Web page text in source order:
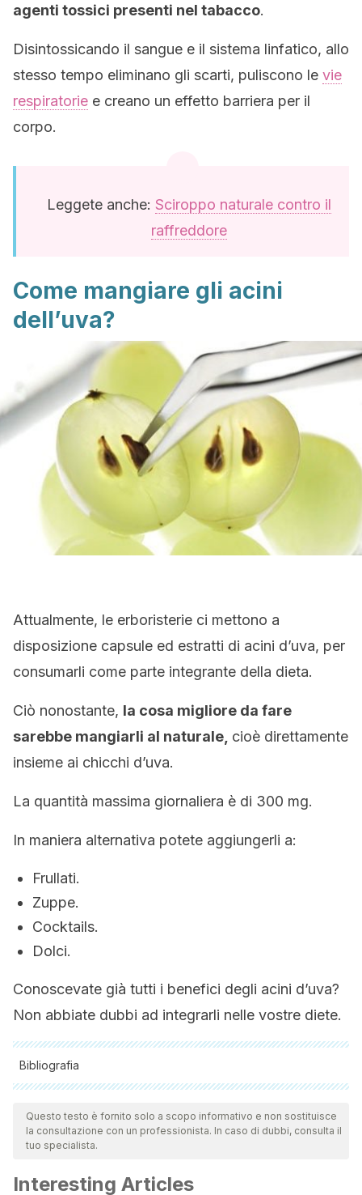
agenti tossici presenti nel tabacco.
Disintossicando il sangue e il sistema linfatico, allo
stesso tempo eliminano gli scarti, puliscono le vie
respiratorie e creano un effetto barriera per il
corpo.
Leggete anche: Sciroppo naturale contro il
raffreddore
Come mangiare gli acini
dell’uva?
Attualmente, le erboristerie ci mettono a
disposizione capsule ed estratti di acini d’uva, per
consumarli come parte integrante della dieta.
Ciò nonostante, la cosa migliore da fare
sarebbe mangiarli al naturale, cioè direttamente
insieme ai chicchi d’uva.
La quantità massima giornaliera è di 300 mg.
In maniera alternativa potete aggiungerli a:
Frullati.
Zuppe.
Cocktails.
Dolci.
Conoscevate già tutti i benefici degli acini d’uva?
Non abbiate dubbi ad integrarli nelle vostre diete.
Bibliografia
Tutte le fonti citate sono state esaminate a fondo dal nostro
team per garantirne la qualità, l'affidabilità, l'attualità e la
validità. La bibliografia di questo articolo è stata considerata
Xia, E., He, X., Li, H., Wu, S., Li, S., & Deng, G. (2013).
Questo testo è fornito solo a scopo informativo e non sostituisce
la consultazione con un professionista. In caso di dubbi, consulta il
tuo specialista.
Interesting Articles